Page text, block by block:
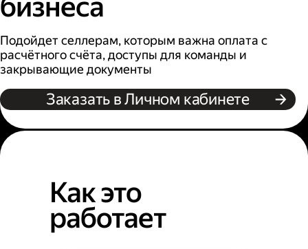
бизнеса
Подойдет селлерам, которым важна оплата с
расчётного счёта, доступы для команды и
закрывающие документы
Заказать в Личном кабинете
Как это
работает